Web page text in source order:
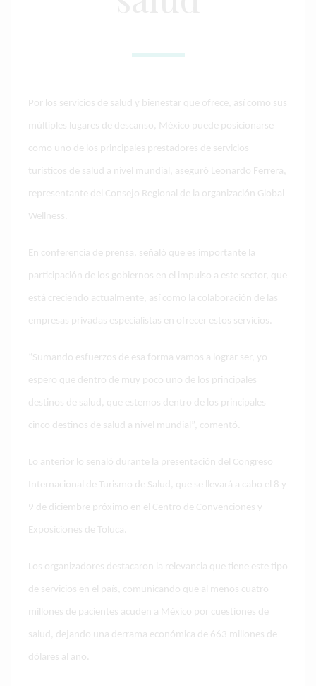
Por los servicios de salud y bienestar que ofrece, así como sus
múltiples lugares de descanso, México puede posicionarse
como uno de los principales prestadores de servicios
turísticos de salud a nivel mundial, aseguró Leonardo Ferrera,
representante del Consejo Regional de la organización Global
Wellness.
En conferencia de prensa, señaló que es importante la
participación de los gobiernos en el impulso a este sector, que
está creciendo actualmente, así como la colaboración de las
empresas privadas especialistas en ofrecer estos servicios.
“Sumando esfuerzos de esa forma vamos a lograr ser, yo
espero que dentro de muy poco uno de los principales
destinos de salud, que estemos dentro de los principales
cinco destinos de salud a nivel mundial”, comentó.
Lo anterior lo señaló durante la presentación del Congreso
Internacional de Turismo de Salud, que se llevará a cabo el 8 y
9 de diciembre próximo en el Centro de Convenciones y
Exposiciones de Toluca.
Los organizadores destacaron la relevancia que tiene este tipo
de servicios en el país, comunicando que al menos cuatro
millones de pacientes acuden a México por cuestiones de
salud, dejando una derrama económica de 663 millones de
dólares al año.